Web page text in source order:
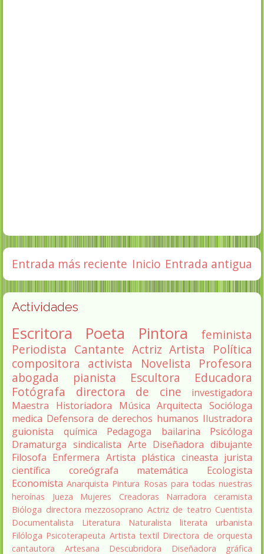
Entrada más reciente Entrada antigua
Inicio
Actividades
Escritora Poeta Pintora
feminista
Periodista Cantante Actriz Artista
Política
compositora activista Novelista
Profesora
abogada
pianista Escultora
Educadora
Fotógrafa
directora de cine
investigadora
Maestra
Historiadora Música Arquitecta Socióloga
medica Defensora de derechos humanos Ilustradora
guionista
química Pedagoga bailarina
Psicóloga
Dramaturga sindicalista Arte Diseñadora dibujante
Filosofa Enfermera Artista plástica cineasta jurista
científica
coreógrafa matemática
Ecologista
Economista Anarquista Pintura Rosas para todas nuestras
heroínas
Jueza Mujeres Creadoras Narradora
ceramista
Bióloga directora mezzosoprano Actriz de teatro Cuentista
Documentalista
Literatura Naturalista literata
urbanista
Filóloga Psicoterapeuta Artista textil Directora de orquesta
cantautora
Artesana Descubridora Diseñadora gráfica